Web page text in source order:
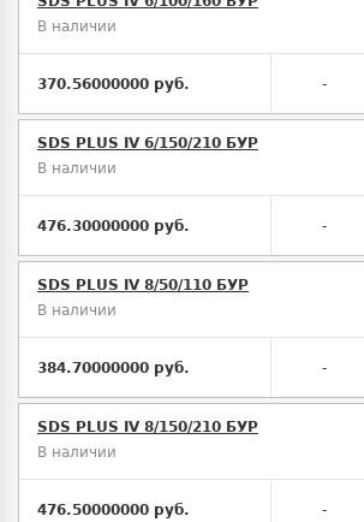
В наличии
370.56000000 руб. -
SDS PLUS IV 6/150/210 БУР
В наличии
476.30000000 руб. -
SDS PLUS IV 8/50/110 БУР
В наличии
384.70000000 руб. -
SDS PLUS IV 8/150/210 БУР
В наличии
476.50000000 руб. -